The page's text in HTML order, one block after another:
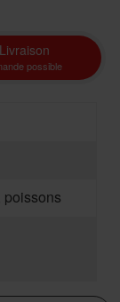
Livraison
possible
poissons